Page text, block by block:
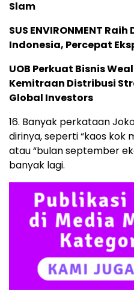
Slam
SUS ENVIRONMENT
Indonesia, Percepat
UOB Perkuat Bisnis
Kemitraan Distribusi
Global Investors
16. Banyak perkataan
dirinya, seperti “kaos kok
atau “bulan september
banyak lagi.